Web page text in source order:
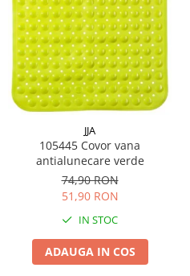
JJA
105445 Covor vana
antialunecare verde
74,90 RON
51,90 RON
IN STOC
ADAUGA IN COS